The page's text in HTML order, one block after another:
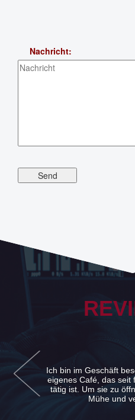
Nachricht:
Ich bin im Geschäft
eigenes Café, das seit
tätig ist. Um sie zu
Mühe und